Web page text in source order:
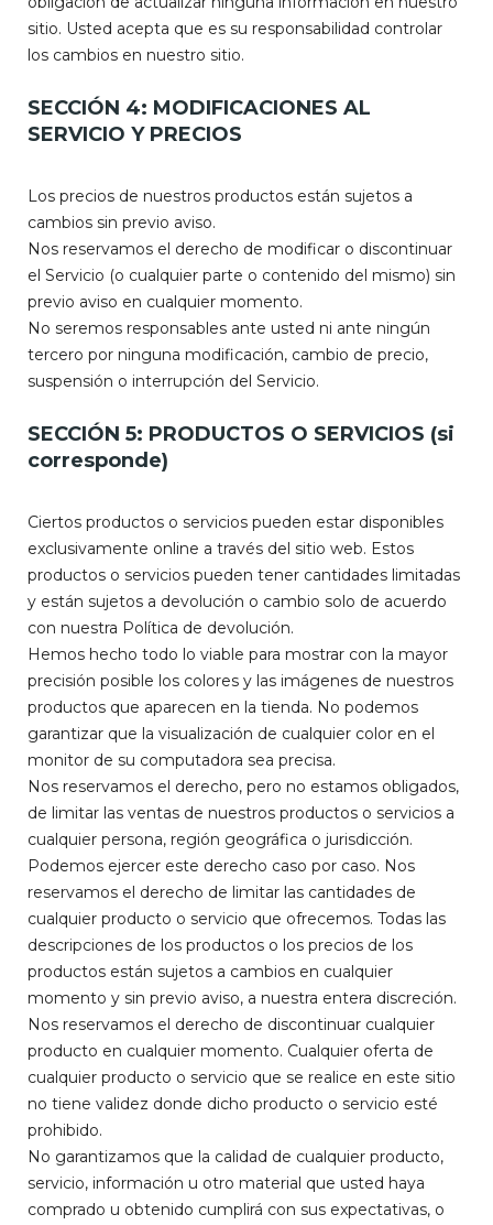
sitio. Usted acepta que es su responsabilidad controlar
los cambios en nuestro sitio.
SECCIÓN 4: MODIFICACIONES AL
SERVICIO Y PRECIOS
Los precios de nuestros productos están sujetos a
cambios sin previo aviso.
Nos reservamos el derecho de modificar o discontinuar
el Servicio (o cualquier parte o contenido del mismo) sin
previo aviso en cualquier momento.
No seremos responsables ante usted ni ante ningún
tercero por ninguna modificación, cambio de precio,
suspensión o interrupción del Servicio.
SECCIÓN 5: PRODUCTOS O SERVICIOS (si
corresponde)
Ciertos productos o servicios pueden estar disponibles
exclusivamente online a través del sitio web. Estos
productos o servicios pueden tener cantidades limitadas
y están sujetos a devolución o cambio solo de acuerdo
con nuestra Política de devolución.
Hemos hecho todo lo viable para mostrar con la mayor
precisión posible los colores y las imágenes de nuestros
productos que aparecen en la tienda. No podemos
garantizar que la visualización de cualquier color en el
monitor de su computadora sea precisa.
Nos reservamos el derecho, pero no estamos obligados,
de limitar las ventas de nuestros productos o servicios a
cualquier persona, región geográfica o jurisdicción.
Podemos ejercer este derecho caso por caso. Nos
reservamos el derecho de limitar las cantidades de
cualquier producto o servicio que ofrecemos. Todas las
descripciones de los productos o los precios de los
productos están sujetos a cambios en cualquier
momento y sin previo aviso, a nuestra entera discreción.
Nos reservamos el derecho de discontinuar cualquier
producto en cualquier momento. Cualquier oferta de
cualquier producto o servicio que se realice en este sitio
no tiene validez donde dicho producto o servicio esté
prohibido.
No garantizamos que la calidad de cualquier producto,
servicio, información u otro material que usted haya
comprado u obtenido cumplirá con sus expectativas, o